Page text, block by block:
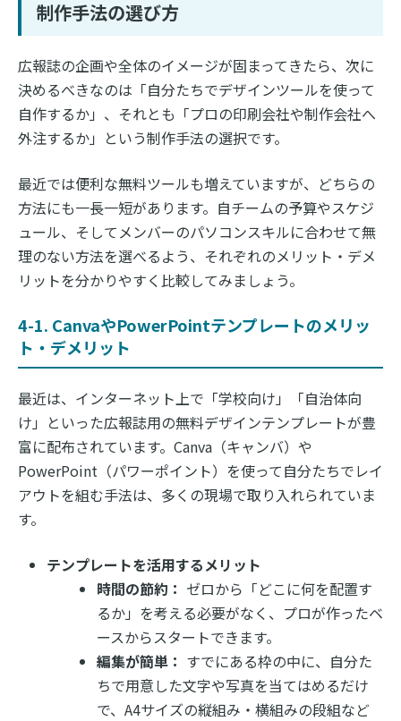
制作手法の選び方
広報誌の企画や全体のイメージが固まってきたら、次に
決めるべきなのは「自分たちでデザインツールを使って
自作するか」、それとも「プロの印刷会社や制作会社へ
外注するか」という制作手法の選択です。
最近では便利な無料ツールも増えていますが、どちらの
方法にも一長一短があります。自チームの予算やスケジ
ュール、そしてメンバーのパソコンスキルに合わせて無
理のない方法を選べるよう、それぞれのメリット・デメ
リットを分かりやすく比較してみましょう。
4-1. CanvaやPowerPointテンプレートのメリッ
ト・デメリット
最近は、インターネット上で「学校向け」「自治体向
け」といった広報誌用の無料デザインテンプレートが豊
富に配布されています。Canva（キャンバ）や
PowerPoint（パワーポイント）を使って自分たちでレイ
アウトを組む手法は、多くの現場で取り入れられていま
す。
テンプレートを活用するメリット
時間の節約： ゼロから「どこに何を配置す
るか」を考える必要がなく、プロが作ったベ
ースからスタートできます。
編集が簡単： すでにある枠の中に、自分た
ちで用意した文字や写真を当てはめるだけ
で、A4サイズの縦組み・横組みの段組など